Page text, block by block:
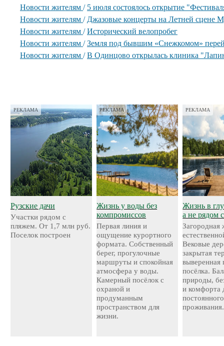
Новости жителям / 5 июля состоялось открытие
Новости жителям / Джазовые концерты на Летней сцене
Новости жителям /Исторический велопробег
Новости жителям /Земля под бывшим «Снежкомом»
Новости жителям /В Одинцово открылась клиника
РЕКЛАМА
Рузские дачи
Участки рядом с
пляжем. От 1,7 млн руб.
Поселок построен
РЕКЛАМА
Жизнь у воды без
компромиссов
Первая линия и
ощущение курортного
формата. Собственный
берег, прогулочные
маршруты и спокойная
атмосфера у воды.
Камерный посёлок с
охраной и
продуманным
пространством для
жизни.
РЕКЛАМА
Жизнь в
а не рядом
Загородная
Вековые
закрытая
выверенная
посёлка.
природы,
и комфорта
постоянного
проживания.